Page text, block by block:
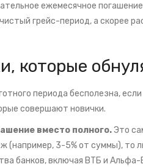
ежемесячное
грейс-период, а скорее
которые
периода бесполезна,
совершают новички.
вместо полного.Это
(например, 3-5% от суммы), то
банков, включая ВТБ и Альфа-